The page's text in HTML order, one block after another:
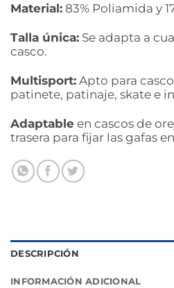
Material: 83% Poliamida y
Talla única: Se adapta a
casco.
Multisport: Apto para
patinete, patinaje, skate e
Adaptable en cascos de
trasera para fijar las gafas
DESCRIPCIÓN
INFORMACIÓN ADICIONAL